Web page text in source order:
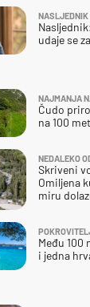
NASLJEDNIK
udaje se
NAJMANJA
Čudo
na 100
NEDALEKO
Skriveni
Omiljena
miru
Među 100
i jedna